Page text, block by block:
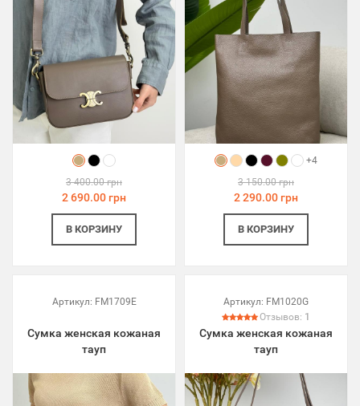
3 400.00 грн
2 690.00 грн
В КОРЗИНУ
+4
3 150.00 грн
2 290.00 грн
В КОРЗИНУ
Артикул: FM1709E
Сумка женская кожаная
тауп
Артикул: FM1020G
Отзывов: 1
Сумка женская кожаная
тауп